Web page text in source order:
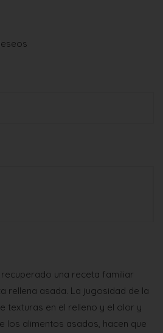
recuperado una receta familiar
rellena asada. La jugosidad de la
texturas en el relleno y el olor y
los alimentos asados, hacen que